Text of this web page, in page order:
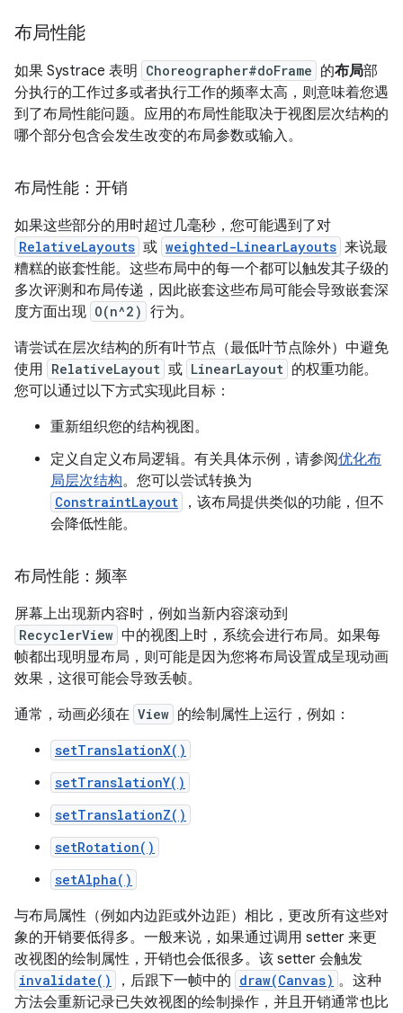
布局性能
如果 Systrace 表明 Choreographer#doFrame 的布局部
分执行的工作过多或者执行工作的频率太高，则意味着您遇
到了布局性能问题。应用的布局性能取决于视图层次结构的
哪个部分包含会发生改变的布局参数或输入。
布局性能：开销
如果这些部分的用时超过几毫秒，您可能遇到了对
RelativeLayouts 或 weighted-LinearLayouts 来说最
糟糕的嵌套性能。这些布局中的每一个都可以触发其子级的
多次评测和布局传递，因此嵌套这些布局可能会导致嵌套深
度方面出现 O(n^2) 行为。
请尝试在层次结构的所有叶节点（最低叶节点除外）中避免
使用 RelativeLayout 或 LinearLayout 的权重功能。
您可以通过以下方式实现此目标：
重新组织您的结构视图。
定义自定义布局逻辑。有关具体示例，请参阅优化布
局层次结构。您可以尝试转换为
ConstraintLayout
，该布局提供类似的功能，但不
会降低性能。
布局性能：频率
屏幕上出现新内容时，例如当新内容滚动到
RecyclerView 中的视图上时，系统会进行布局。如果每
帧都出现明显布局，则可能是因为您将布局设置成呈现动画
效果，这很可能会导致丢帧。
通常，动画必须在 View 的绘制属性上运行，例如：
setTranslationX()
setTranslationY()
setTranslationZ()
setRotation()
setAlpha()
与布局属性（例如内边距或外边距）相比，更改所有这些对
象的开销要低得多。一般来说，如果通过调用 setter 来更
改视图的绘制属性，开销也会低很多。该 setter 会触发
invalidate() ，后跟下一帧中的 draw(Canvas) 。这种
方法会重新记录已失效视图的绘制操作，并且开销通常也比